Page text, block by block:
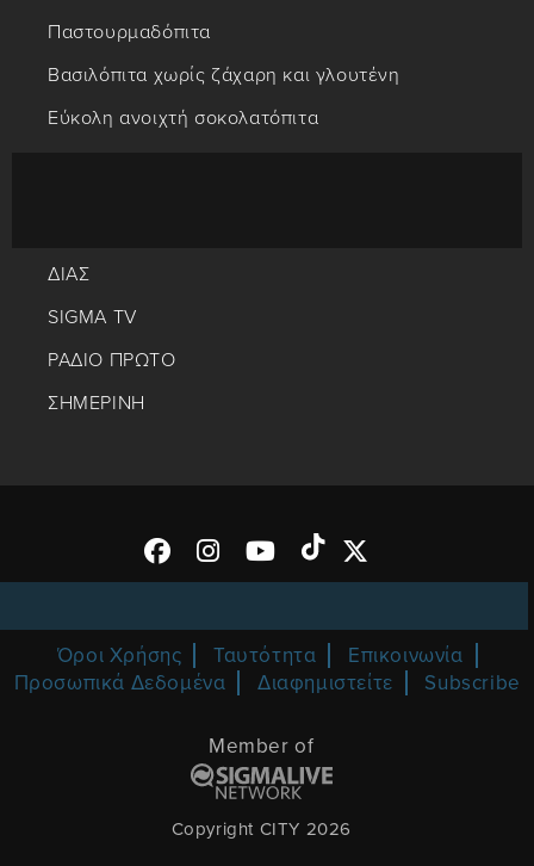
Παστουρμαδόπιτα
Βασιλόπιτα χωρίς ζάχαρη και γλουτένη
Εύκολη ανοιχτή σοκολατόπιτα
ΔΙΑΣ
SIGMA TV
ΡΑΔΙΟ ΠΡΩΤΟ
ΣΗΜΕΡΙΝΗ
Όροι Χρήσης Ταυτότητα
Επικοινωνία
Προσωπικά Δεδομένα
Διαφημιστείτε Subscribe
Member of
Copyright CITY 2026